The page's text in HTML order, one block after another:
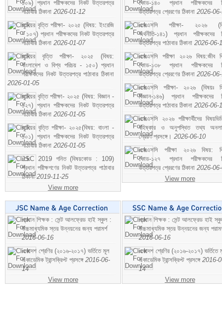
১০৯) প্রধান পরীক্ষকদের নিকট উত্তরপত্র
পাঠাবার ঠিকানা 2026-01-12
জুনিয়র বৃত্তি পরীক্ষা- ২০২৫ (বিষয়: ইংরেজি
- ১০৭) প্রধান পরীক্ষকদের নিকট উত্তরপত্র
পাঠাবার ঠিকানা 2026-01-07
জুনিয়র বৃত্তি পরীক্ষা- ২০২৫ (বিষয়:
বাংলাদেশ ও বিশ্ব পরিচয় - ১৫০) প্রধান
পরীক্ষকদের নিকট উত্তরপত্র পাঠাবার ঠিকানা
2026-01-05
জুনিয়র বৃত্তি পরীক্ষা- ২০২৫ (বিষয়: বিজ্ঞান -
১২৭) প্রধান পরীক্ষকদের নিকট উত্তরপত্র
পাঠাবার ঠিকানা 2026-01-05
জুনিয়র বৃত্তি পরীক্ষা- ২০২৫(বিষয়: বাংলা -
১০১) প্রধান পরীক্ষকদের নিকট উত্তরপত্র
পাঠাবার ঠিকানা 2026-01-05
JSC 2019 গনিত (বিষয়কোড : 109)
প্রধান পরীক্ষগণের নিকট উত্তরপত্র পাঠাবার
ঠিকানা2019-11-25
View more
কোড-১৪০ প্রধান পরীক্ষকদের
উত্তরপত্র প্রেরণের ঠিকানা 2026-
এসএসসি পরীক্ষা- ২০২৬
অর্থনীতি-১৪১) প্রধান পরীক্ষকদের
উত্তরপত্র পাঠাবার ঠিকানা 2026-06-
এসএসসি পরীক্ষা ২০২৬ বিষয়:জীব
কোড-১৩৮ প্রধান পরীক্ষকদের
উত্তরপত্র প্রেরণের ঠিকানা 2026-
এসএসসি পরীক্ষা- ২০২৬ (বিষয়ঃ
বিজ্ঞান-১৪৬) প্রধান পরীক্ষকদের
উত্তরপত্র পাঠাবার ঠিকানা 2026-06-
এসএসসি ২০২৬ পরীক্ষার্থীদের
বহিষ্কার ও অনুপস্থিত তথ্য
প্রেরণ প্রসঙ্গে। 2026-06-10
এসএসসি পরীক্ষা ২০২৬ বিষয়:
কোড-১২৭ প্রধান পরীক্ষকদের
উত্তরপত্র প্রেরণের ঠিকানা 2026-
View more
প্রধান শিক্ষক : সেন্ট আলফ্রেড হাই স্কুল :
উচ্চমাধ্যমিক স্তর উন্নয়নের জন্য পরামর্শ
2016-06-16
একাদশ শ্রেণির (২০১৬-২০১৭) ভর্তিতে মূল
একাডেমিক ট্রান্সক্রিপ্ট প্রসঙ্গে 2016-06-
14
View more
প্রধান শিক্ষক : সেন্ট আলফ্রেড হাই
উচ্চমাধ্যমিক স্তর উন্নয়নের জন্য
2016-06-16
একাদশ শ্রেণির (২০১৬-২০১৭) ভর্তিতে
একাডেমিক ট্রান্সক্রিপ্ট প্রসঙ্গে 2016-
14
View more